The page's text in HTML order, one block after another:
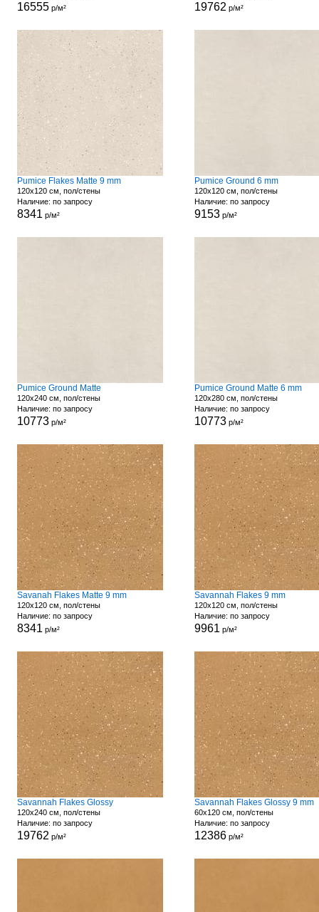
16555р/м² 19762 р/м²
Pumice Flakes Matte 9 mm
120x120 см, пол/стены
Наличие: по запросу
8341 р/м²
Pumice Ground 6 mm
120x120 см, пол/стены
Наличие: по запросу
9153р/м²
Pumice Ground Matte
120x240 см, пол/стены
Наличие: по запросу
10773р/м²
Pumice Ground Matte 6 mm
120x280 см, пол/стены
Наличие: по запросу
10773р/м²
Savanah Flakes Matte 9 mm
120x120 см, пол/стены
Наличие: по запросу
8341 р/м²
Savannah Flakes 9 mm
120x120 см, пол/стены
Наличие: по запросу
9961 р/м²
Savannah Flakes Glossy
120x240 см, пол/стены
Наличие: по запросу
19762 р/м²
Savannah Flakes Glossy 9 mm
60x120 см, пол/стены
Наличие: по запросу
12386р/м²